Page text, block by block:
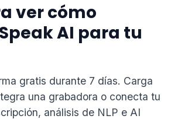
ver cómo
AI para tu
gratis durante 7 días. Carga
una grabadora o conecta tu
análisis de NLP e AI
한국어
Slovenčina